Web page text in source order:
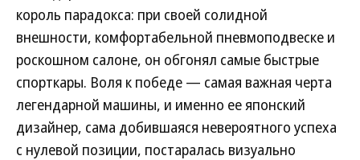
король парадокса: при своей солидной
внешности, комфортабельной пневмоподвеске и
роскошном салоне, он обгонял самые быстрые
спорткары. Воля к победе — самая важная черта
легендарной машины, и именно ее японский
дизайнер, сама добившаяся невероятного успеха
с нулевой позиции, постаралась визуально